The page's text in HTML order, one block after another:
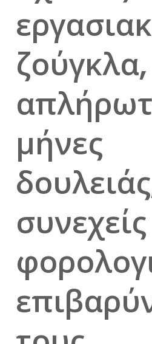
μήνες
συνεχείς